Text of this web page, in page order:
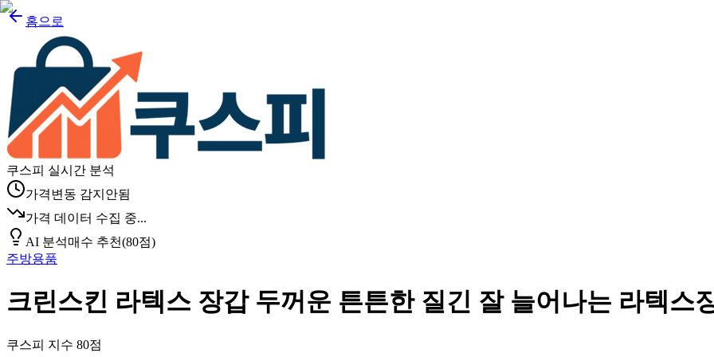
홈으로
쿠스피 실시간 분석
가격변동 감지안됨
가격 데이터 수집 중...
AI 분석매수 추천(80점)
주방용품
크린스킨 라텍스 장갑 두꺼운 튼튼한 질긴 잘 늘어나는 라텍스
쿠스피 지수 80점